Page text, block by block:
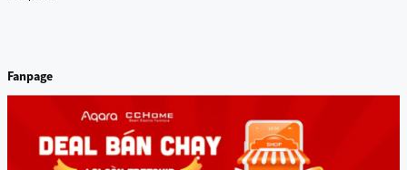
Fanpage